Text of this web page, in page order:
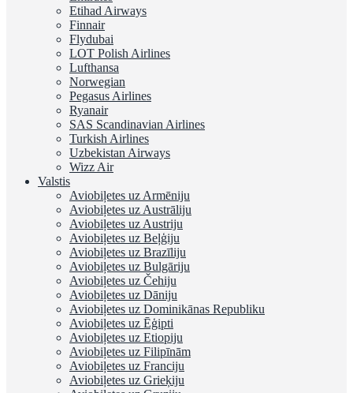
Etihad Airways
Finnair
Flydubai
LOT Polish Airlines
Lufthansa
Norwegian
Pegasus Airlines
Ryanair
SAS Scandinavian Airlines
Turkish Airlines
Uzbekistan Airways
Wizz Air
Valstis
Aviobiļetes uz Armēniju
Aviobiļetes uz Austrāliju
Aviobiļetes uz Austriju
Aviobiļetes uz Beļģiju
Aviobiļetes uz Brazīliju
Aviobiļetes uz Bulgāriju
Aviobiļetes uz Čehiju
Aviobiļetes uz Dāniju
Aviobiļetes uz Dominikānas Republiku
Aviobiļetes uz Ēģipti
Aviobiļetes uz Etiopiju
Aviobiļetes uz Filipīnām
Aviobiļetes uz Franciju
Aviobiļetes uz Grieķiju